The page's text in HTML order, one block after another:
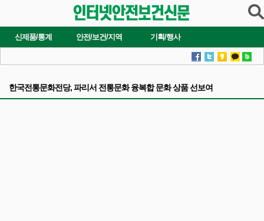
신제품/통계 안전/보건/지역 기획/행사
한국전통문화전당, 파리서 전통문화 융복합 문화 상품 선보여